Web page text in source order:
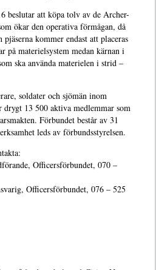
beslutar att köpa tolv av de Archer-
ökar den operativa förmågan, då
kommer endast att placeras
på materielsystem medan kärnan i
ska använda materielen i strid –
soldater och sjömän inom
drygt 13 500 aktiva medlemmar som
Förbundet består av 31
leds av förbundsstyrelsen.
Officersförbundet, 070 –
Officersförbundet, 076 – 525